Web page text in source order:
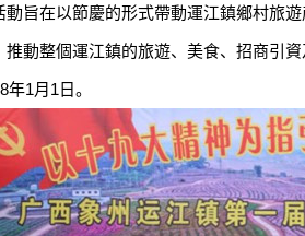
在以節慶的形式帶動運江鎮鄉村旅遊
推動整個運江鎮的旅遊、美食、招商引
年1月1日。